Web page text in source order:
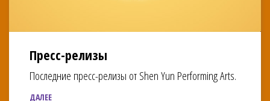
Пресс-релизы
Последние пресс-релизы от Shen Yun Performing Arts.
ДАЛЕЕ